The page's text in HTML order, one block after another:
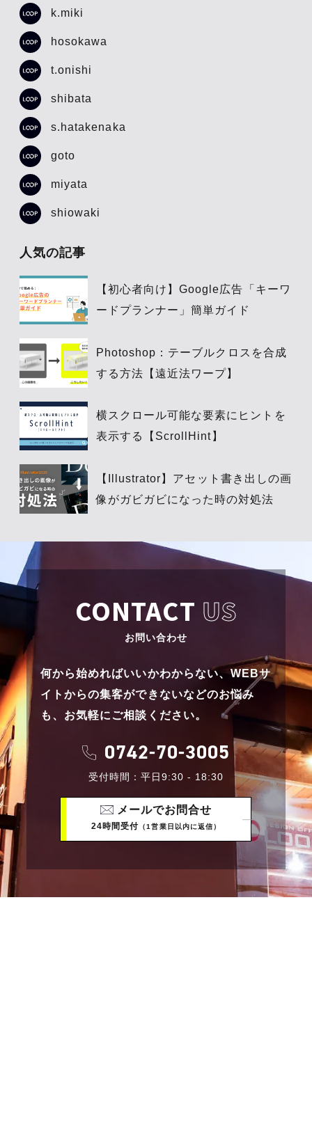
k.miki
hosokawa
t.onishi
shibata
s.hatakenaka
goto
miyata
shiowaki
人気の記事
【初心者向け】Google広告「キーワ
ードプランナー」簡単ガイド
Photoshop：テーブルクロスを合成
する方法【遠近法ワープ】
横スクロール可能な要素にヒントを
表示する【ScrollHint】
【Illustrator】アセット書き出しの画
像がガビガビになった時の対処法
CONTACT US
お問い合わせ
何から始めればいいかわからない、WEBサ
イトからの集客ができないなどのお悩み
も、 お気軽にご相談ください。
0742-70-3005
受付時間：平日9:30 - 18:30
メールでお問合せ
24時間受付 （1営業日以内に返信）